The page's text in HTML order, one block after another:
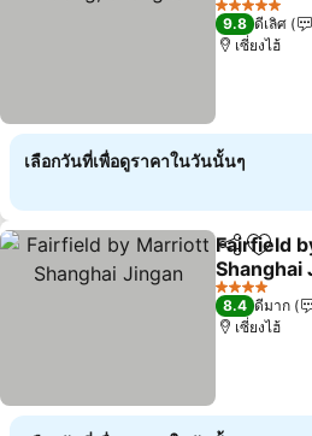
5 ดาว
9.8 ดีเลิศ
เซี่ยงไฮ้
เลือกวันที่เพื่อดูราคาในวันนั้นๆ
แชร์ เพิ่มใ
Fairfield
Shanghai
4 ดาว
8.4 ดีมาก
เซี่ยงไฮ้